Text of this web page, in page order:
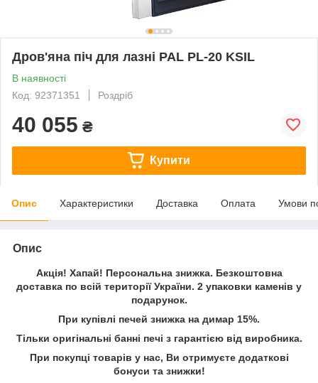
Дров'яна піч для лазні PAL PL-20 KSIL
В наявності
Код: 92371351
Роздріб
40 055 ₴
Купити
Опис Характеристики Доставка Оплата Умови
Опис
Акція! Хапай! Персональна знижка. Безкоштовна
доставка по всій території України. 2 упаковки каменів у
подарунок.
При купівлі печей знижка на димар 15%.
Тільки оригінальні банні печі з гарантією від виробника.
При покупці товарів у нас, Ви отримуєте додаткові
бонуси та знижки!